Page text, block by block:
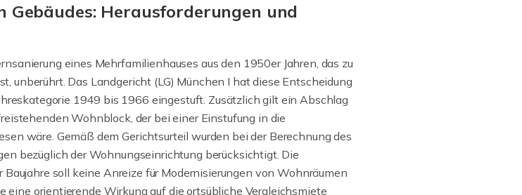
Gebäudes: Herausforderungen und
eines Mehrfamilienhauses aus den 1950er Jahren, das zu
Das Landgericht (LG) München I hat diese Entscheidung
1949 bis 1966 eingestuft. Zusätzlich gilt ein Abschlag
Wohnblock, der bei einer Einstufung in die
wäre. Gemäß dem Gerichtsurteil wurden bei der Berechnung des
bezüglich der Wohnungseinrichtung berücksichtigt. Die
soll keine Anreize für Modernisierungen von Wohnräumen
orientierende Wirkung auf die ortsübliche Vergleichsmiete